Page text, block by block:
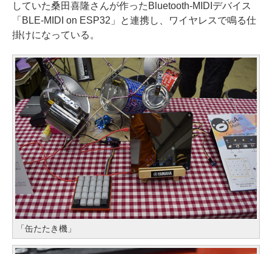
していた桑田喜隆さんが作ったBluetooth-MIDIデバイス
「BLE-MIDI on ESP32」と連携し、ワイヤレスで鳴る仕
掛けになっている。
「缶たたき機」